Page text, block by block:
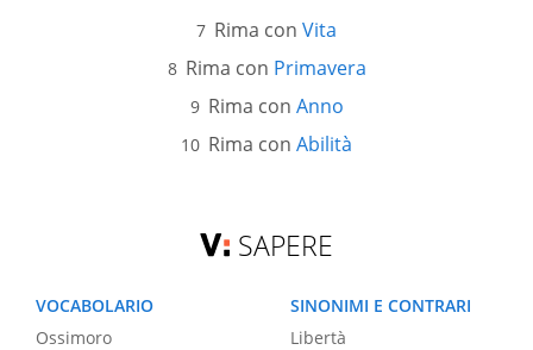
Rima con Vita
Rima con Primavera
Rima con Anno
Rima con Abilità
SAPERE
VOCABOLARIO
Ossimoro
SINONIMI E CONTRARI
Libertà